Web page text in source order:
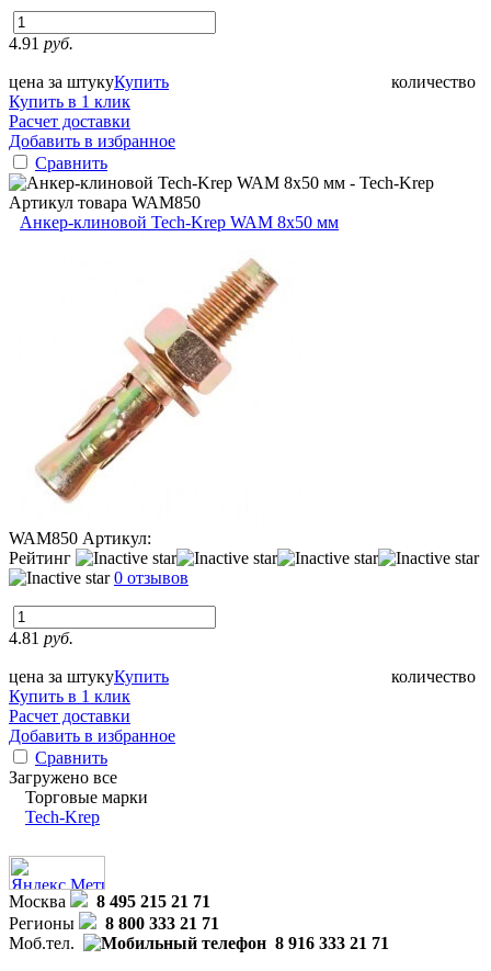
4.91 руб.
цена за штуку количество
Купить
Купить в 1 клик
Расчет доставки
Добавить в избранное
Сравнить
Артикул товара WAM850
Анкер-клиновой Tech-Krep WAM 8х50 мм
WAM850 Артикул:
Рейтинг
0 отзывов
4.81 руб.
цена за штуку количество
Купить
Купить в 1 клик
Расчет доставки
Добавить в избранное
Сравнить
Загружено все
Торговые марки
Tech-Krep
Москва
8 495 215 21 71
Регионы
8 800 333 21 71
Моб.тел.
8 916 333 21 71